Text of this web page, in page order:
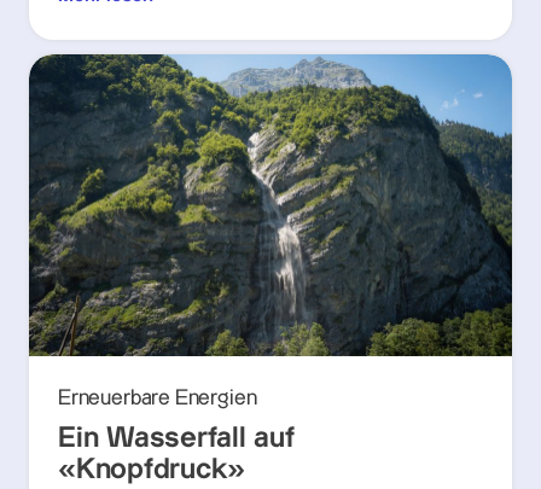
Erneuerbare Energien
Ein Wasserfall auf
«Knopfdruck»